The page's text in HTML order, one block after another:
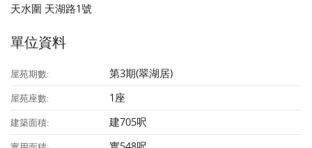
天水圍 天湖路1號
單位資料
屋苑期數: 第3期(翠湖居)
屋苑座數: 1座
建築面積: 建705呎